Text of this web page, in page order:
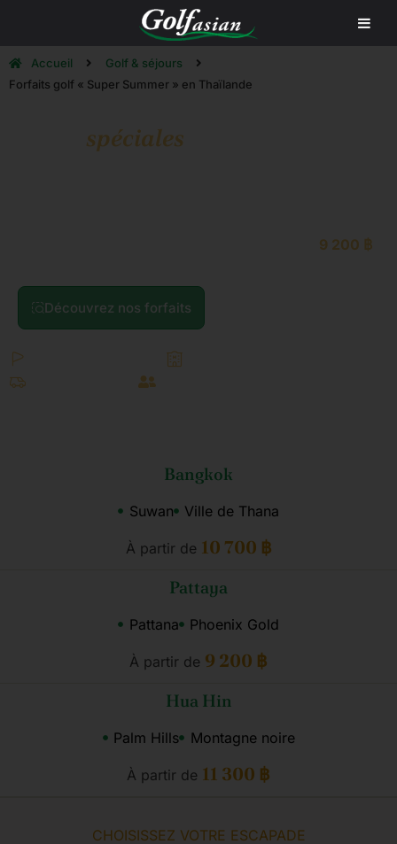
Accueil
Golf & séjours
Forfaits golf « Super Summer » en Thaïlande
spéciales
9 200 ฿
Découvrez nos forfaits
Bangkok
Suwan Ville de Thana
À partir de 10 700 ฿
Pattaya
Pattana Phoenix Gold
À partir de 9 200 ฿
Hua Hin
Palm Hills Montagne noire
À partir de 11 300 ฿
CHOISISSEZ VOTRE ESCAPADE